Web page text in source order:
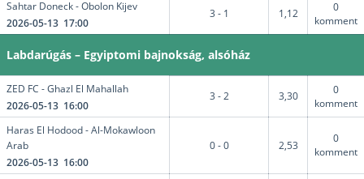
Sahtar Doneck - Obolon Kijev
2026-05-13 17:00
3 - 1 1,12
0
komment
Labdarúgás – Egyiptomi bajnokság, alsóház
ZED FC - Ghazl El Mahallah
2026-05-13 16:00
3 - 2 3,30
0
komment
Haras El Hodood - Al-Mokawloon
Arab
2026-05-13 16:00
0 - 0 2,53
0
komment